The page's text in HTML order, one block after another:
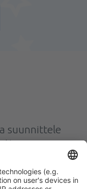
suunnittele